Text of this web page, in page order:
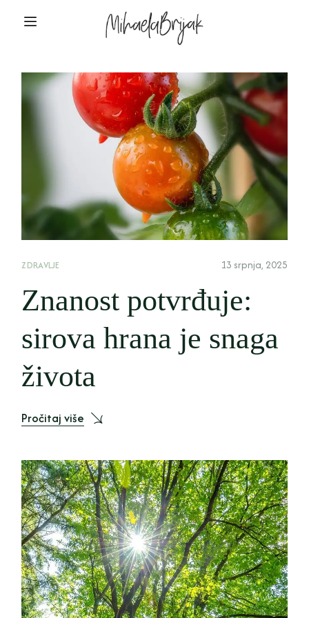
ZDRAVLJE 13 srpnja, 2025
Znanost potvrđuje:
sirova hrana je snaga
života
Pročitaj više